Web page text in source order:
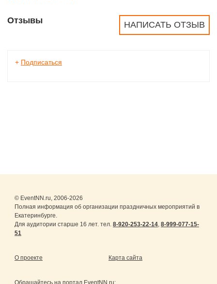
НАПИСАТЬ ОТЗЫВ
Отзывы
+ Подписаться
© EventNN.ru, 2006-2026
Полная информация об организации праздничных мероприятий в
Екатеринбурге.
Для аудитории старше 16 лет. тел. 8-920-253-22-14, 8-999-077-15-
51
О проекте Карта сайта
Обращайтесь на портал EventNN.ru: